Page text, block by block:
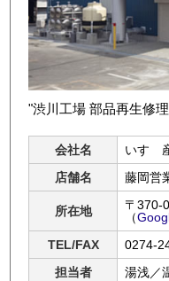
"渋川工場 部品再生修
会社名
いすゞ
店舗名
藤岡営
所在地
〒370-
（
TEL/FAX
0274-
担当者
湯浅／